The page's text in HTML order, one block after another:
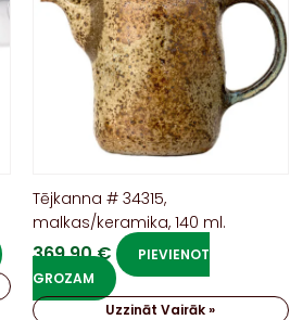
Tējkanna # 34315,
malkas/keramika, 140 ml.
369,90€
PIEVIENOT
GROZAM
Uzzināt Vairāk »